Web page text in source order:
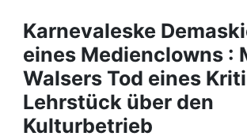
Projects
People
Institutions
Karnevaleske
eines Medienclowns :
Walsers Tod eines
Lehrstück über den
Kulturbetrieb